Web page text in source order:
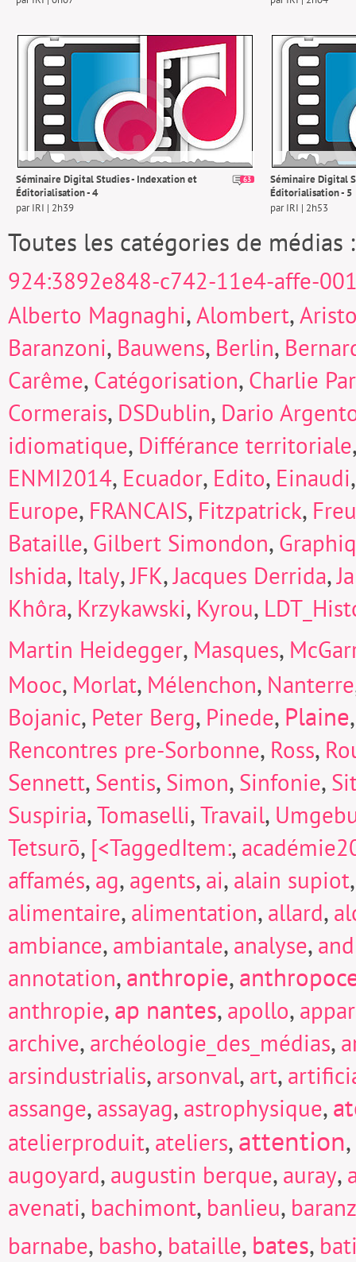
63
Séminaire Digital Studies - Indexation et
Éditorialisation - 4
par IRI | 2h39
Séminaire Digital
Éditorialisation - 5
par IRI | 2h53
Toutes les catégories de médias
924:3892e848-c742-11e4-affe-
Alberto Magnaghi,Alombert,
Baranzoni, Bauwens, Berlin,
Carême, Catégorisation, Charlie
Cormerais, DSDublin, Dario
idiomatique, Différance territoriale
ENMI2014, Ecuador, Edito, Einaudi
Europe, FRANCAIS, Fitzpatrick,
Bataille, Gilbert Simondon,
Ishida, Italy,JFK,Jacques Derrida,
Khôra, Krzykawski, Kyrou,
Martin Heidegger, Masques,
Mooc, Morlat, Mélenchon, Nanterre
Bojanic, Peter Berg, Pinede, Plaine
Rencontres pre-Sorbonne, Ross,
Sennett, Sentis, Simon, Sinfonie,
Suspiria,Tomaselli,Travail,
Tetsurō, [<TaggedItem:,
affamés, ag, agents, ai, alain supiot
alimentaire, alimentation, allard,
ambiance, ambiantale, analyse,
annotation,anthropie,
anthropie,ap nantes, apollo,
archive, archéologie_des_médias,
arsindustrialis, arsonval, art,
assange, assayag, astrophysique,
atelierproduit, ateliers,attention,
augoyard, augustin berque, auray,
avenati, bachimont, banlieu,
barnabe, basho, bataille, bates,